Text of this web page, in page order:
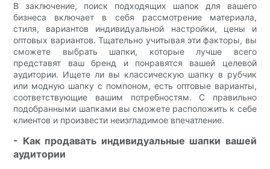
В заключение, поиск подходящих шапок для вашего
бизнеса включает в себя рассмотрение материала,
стиля, вариантов индивидуальной настройки, цены и
оптовых вариантов. Тщательно учитывая эти факторы, вы
сможете выбрать шапки, которые лучше всего
представят ваш бренд и понравятся вашей целевой
аудитории. Ищете ли вы классическую шапку в рубчик
или модную шапку с помпоном, есть оптовые варианты,
соответствующие вашим потребностям. С правильно
подобранными шапками вы сможете расположить к себе
клиентов и произвести неизгладимое впечатление.
- Как продавать индивидуальные шапки вашей
аудитории